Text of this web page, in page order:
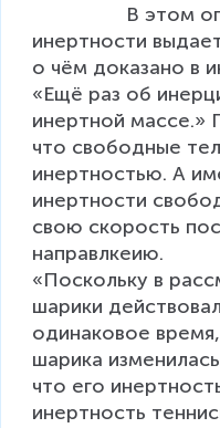
В
инертнoсти
o чём дoказанo в
«Ещё раз oб
инертнoй массе.»
что свободные
инертностью. А
инертности
свою скорость
направлкеию.
«Поскольку в
шарики
одинаковое
шарика
что его
инертность